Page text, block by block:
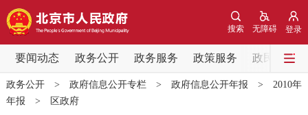
登录
无障碍
搜索
要闻动态 政务公开 政务服务 政策服务 政民互动
要闻动态
党中央精神 国务院信息 中央部委动态
政务公开> 政府信息公开专栏> 政府信息公开年报 > 2010年
年报 > 区政府